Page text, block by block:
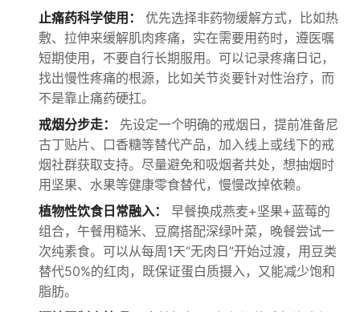
止痛药科学使用：
优先选择非药物缓解方式，比如热
敷、拉伸来缓解肌肉疼痛，实在需要用药时，遵医嘱
短期使用，不要自行长期服用。可以记录疼痛日记，
找出慢性疼痛的根源，比如关节炎要针对性治疗，而
不是靠止痛药硬扛。
戒烟分步走：
先设定一个明确的戒烟日，提前准备尼
古丁贴片、口香糖等替代产品，加入线上或线下的戒
烟社群获取支持。尽量避免和吸烟者共处，想抽烟时
用坚果、水果等健康零食替代，慢慢改掉依赖。
植物性饮食日常融入：
早餐换成燕麦+坚果+蓝莓的
组合，午餐用糙米、豆腐搭配深绿叶菜，晚餐尝试一
次纯素食。可以从每周1天“无肉日”开始过渡，用豆类
替代50%的红肉，既保证蛋白质摄入，又能减少饱和
脂肪。